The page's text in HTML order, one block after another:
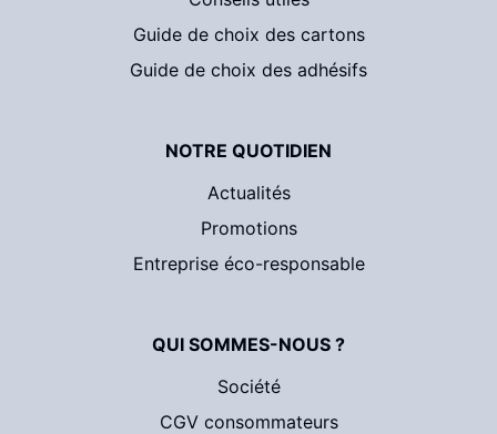
Guide de choix des cartons
Guide de choix des adhésifs
NOTRE QUOTIDIEN
Actualités
Promotions
Entreprise éco-responsable
QUI SOMMES-NOUS ?
Société
CGV consommateurs